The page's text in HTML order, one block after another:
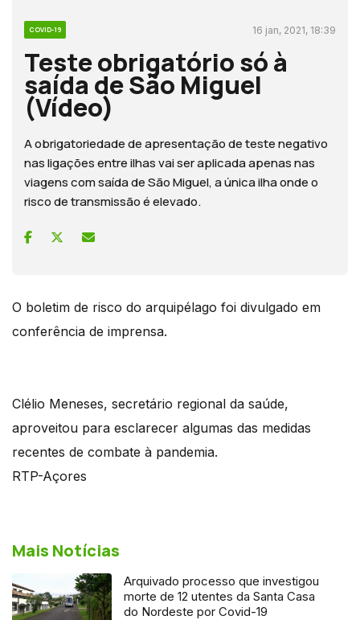
COVID-19 16 jan, 2021, 18:39
Teste obrigatório só à
saída de São Miguel
(Vídeo)
A obrigatoriedade de apresentação de teste negativo
nas ligações entre ilhas vai ser aplicada apenas nas
viagens com saída de São Miguel, a única ilha onde o
risco de transmissão é elevado.
O boletim de risco do arquipélago foi divulgado em
conferência de imprensa.
Clélio Meneses, secretário regional da saúde,
aproveitou para esclarecer algumas das medidas
recentes de combate à pandemia.
RTP-Açores
Mais Notícias
Arquivado processo que investigou
morte de 12 utentes da Santa Casa
do Nordeste por Covid-19